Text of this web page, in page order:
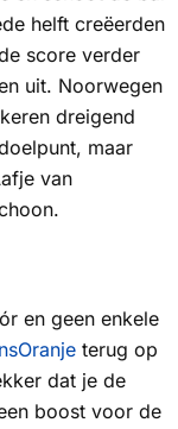
helft creëerden
score verder
uit. Noorwegen
dreigend
maar
van
en geen enkele
terug op
dat je de
boost voor de